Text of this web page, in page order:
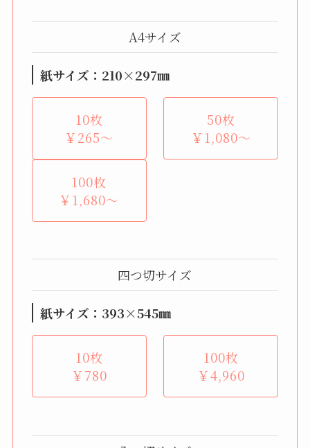
A4サイズ
紙サイズ：210×297㎜
10枚
￥265～
50枚
￥1,080～
100枚
￥1,680～
四つ切サイズ
紙サイズ：393×545㎜
10枚
￥780
100枚
￥4,960